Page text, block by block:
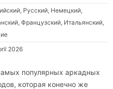
Русский, Немецкий,
Французский, Итальянский,
2026
популярных аркадных
которая конечно же